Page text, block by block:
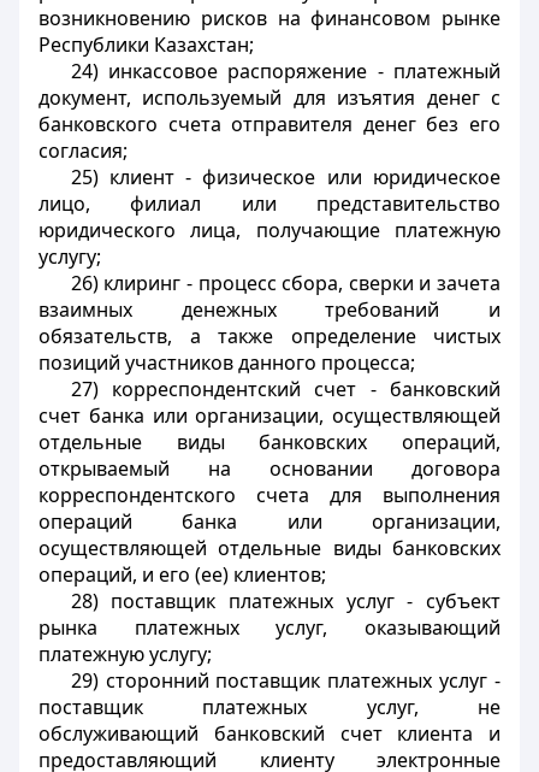
возникновению рисков на финансовом рынке
Республики Казахстан;
24) инкассовое распоряжение - платежный
документ, используемый для изъятия денег с
банковского счета отправителя денег без его
согласия;
25) клиент - физическое или юридическое
лицо, филиал или представительство
юридического лица, получающие платежную
услугу;
26) клиринг - процесс сбора, сверки и зачета
взаимных денежных требований и
обязательств, а также определение чистых
позиций участников данного процесса;
27) корреспондентский счет - банковский
счет банка или организации, осуществляющей
отдельные виды банковских операций,
открываемый на основании договора
корреспондентского счета для выполнения
операций банка или организации,
осуществляющей отдельные виды банковских
операций, и его (ее) клиентов;
28) поставщик платежных услуг - субъект
рынка платежных услуг, оказывающий
платежную услугу;
29) сторонний поставщик платежных услуг -
поставщик платежных услуг, не
обслуживающий банковский счет клиента и
предоставляющий клиенту электронные